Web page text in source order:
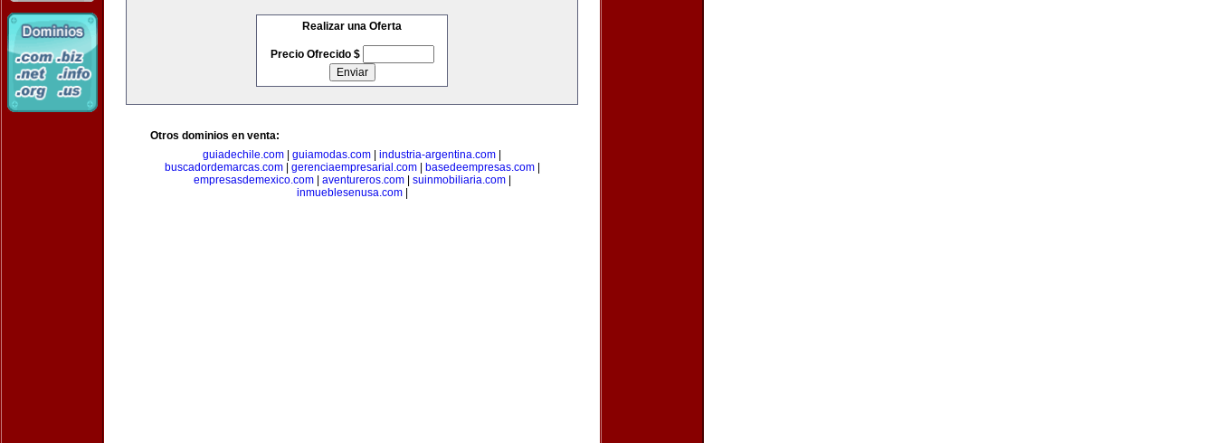
Realizar una Oferta
Precio Ofrecido $
Otros dominios en venta:
guiadechile.com
guiamodas.com industria-argentina.com
buscadordemarcas.com| gerenciaempresarial.com| basedeempresas.com|
empresasdemexico.com| aventureros.com| suinmobiliaria.com|
inmueblesenusa.com|